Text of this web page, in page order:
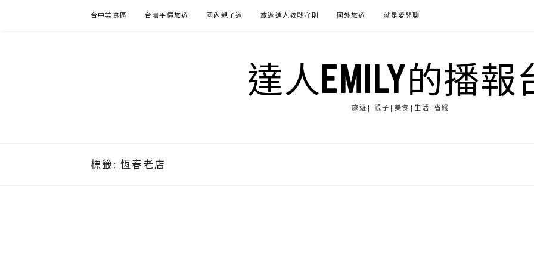
台中美食區 台灣平價旅遊 國內親子遊 旅遊達人教戰守則 國外旅遊 就是愛閒聊
達人EMILY的播報
旅遊| 親子|美食|生活|省錢
標籤: 恆春老店